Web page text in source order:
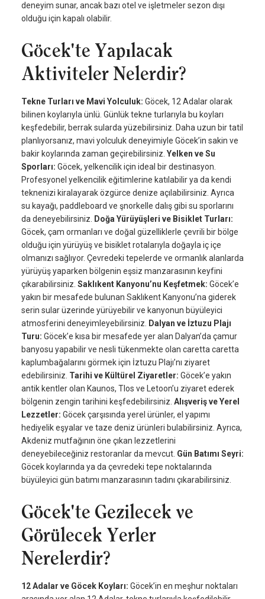
deneyim sunar, ancak bazı otel ve işletmeler sezon dışı
olduğu için kapalı olabilir.
Göcek'te Yapılacak
Aktiviteler Nelerdir?
Tekne Turları ve Mavi Yolculuk: Göcek, 12 Adalar olarak
bilinen koylarıyla ünlü. Günlük tekne turlarıyla bu koyları
keşfedebilir, berrak sularda yüzebilirsiniz. Daha uzun bir tatil
planlıyorsanız, mavi yolculuk deneyimiyle Göcek’in sakin ve
bakir koylarında zaman geçirebilirsiniz. Yelken ve Su
Sporları: Göcek, yelkencilik için ideal bir destinasyon.
Profesyonel yelkencilik eğitimlerine katılabilir ya da kendi
teknenizi kiralayarak özgürce denize açılabilirsiniz. Ayrıca
su kayağı, paddleboard ve şnorkelle dalış gibi su sporlarını
da deneyebilirsiniz. Doğa Yürüyüşleri ve Bisiklet Turları:
Göcek, çam ormanları ve doğal güzelliklerle çevrili bir bölge
olduğu için yürüyüş ve bisiklet rotalarıyla doğayla iç içe
olmanızı sağlıyor. Çevredeki tepelerde ve ormanlık alanlarda
yürüyüş yaparken bölgenin eşsiz manzarasının keyfini
çıkarabilirsiniz. Saklıkent Kanyonu’nu Keşfetmek: Göcek’e
yakın bir mesafede bulunan Saklıkent Kanyonu’na giderek
serin sular üzerinde yürüyebilir ve kanyonun büyüleyici
atmosferini deneyimleyebilirsiniz. Dalyan ve İztuzu Plajı
Turu: Göcek’e kısa bir mesafede yer alan Dalyan’da çamur
banyosu yapabilir ve nesli tükenmekte olan caretta caretta
kaplumbağalarını görmek için İztuzu Plajı’nı ziyaret
edebilirsiniz. Tarihi ve Kültürel Ziyaretler: Göcek’e yakın
antik kentler olan Kaunos, Tlos ve Letoon’u ziyaret ederek
bölgenin zengin tarihini keşfedebilirsiniz. Alışveriş ve Yerel
Lezzetler: Göcek çarşısında yerel ürünler, el yapımı
hediyelik eşyalar ve taze deniz ürünleri bulabilirsiniz. Ayrıca,
Akdeniz mutfağının öne çıkan lezzetlerini
deneyebileceğiniz restoranlar da mevcut. Gün Batımı Seyri:
Göcek koylarında ya da çevredeki tepe noktalarında
büyüleyici gün batımı manzarasının tadını çıkarabilirsiniz.
Göcek'te Gezilecek ve
Görülecek Yerler
Nerelerdir?
12 Adalar ve Göcek Koyları: Göcek’in en meşhur noktaları